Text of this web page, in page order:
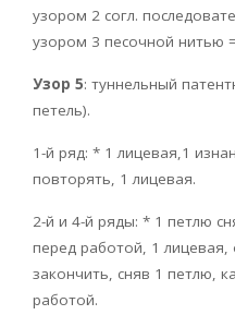
узором 2 согл.
узором 3 песочной нитью
Узор 5: туннельный
петель).
1-й ряд: * 1 лицевая,1
повторять, 1 лицевая.
2-й и 4-й ряды: * 1 петлю
перед работой, 1 лицевая,
закончить, сняв 1 петлю,
работой.